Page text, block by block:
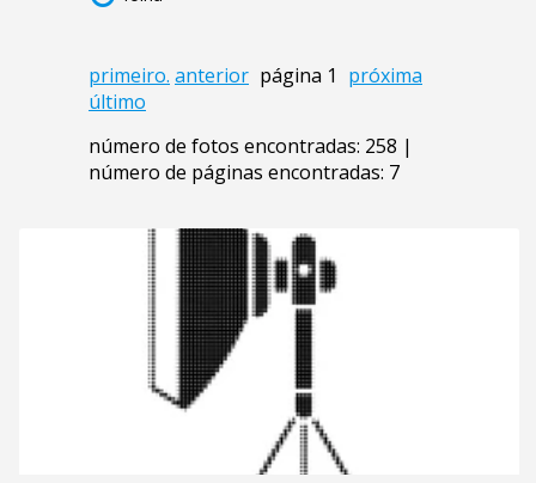
primeiro. anterior página 1 próxima
último
número de fotos encontradas: 258 |
número de páginas encontradas: 7